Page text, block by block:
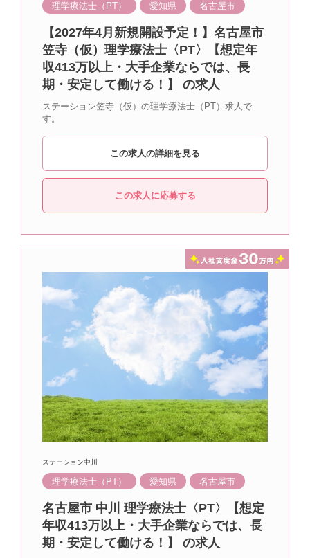
理学療法士（PT） 愛知県 名古屋市
【2027年4月新規開設予定！】名古屋市
笠寺（仮）理学療法士〈PT〉【想定年
収413万以上・大手企業ならでは、長
期・安定して働ける！】 の求人
ステーション笠寺（仮）の理学療法士（PT）求人で
す。
この求人の詳細を見る
この求人に応募する
ステーション中川
理学療法士（PT） 愛知県 名古屋市
名古屋市 中川 理学療法士〈PT〉【想定
年収413万以上・大手企業ならでは、長
期・安定して働ける！】 の求人